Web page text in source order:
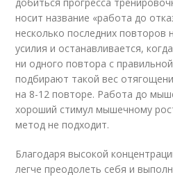
добиться прогресса
носит название «работа до
несколько последних
усилия и останавливается,
ни одного повтора с
подбирают такой вес
на 8-12 повторе. Работа до
хороший стимул мышечному
метод не подходит.
Благодаря высокой
легче преодолеть себя и